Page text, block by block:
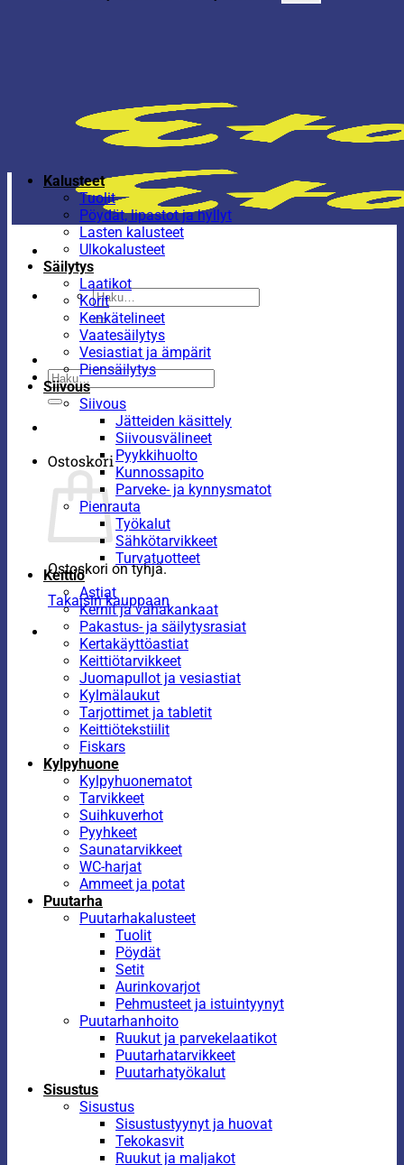
Etsi:
Etsi:
Ostoskori
Ostoskori on tyhjä.
Takaisin kauppaan
Kalusteet
Tuolit
Pöydät, lipastot ja hyllyt
Lasten kalusteet
Ulkokalusteet
Säilytys
Laatikot
Korit
Kenkätelineet
Vaatesäilytys
Vesiastiat ja ämpärit
Piensäilytys
Siivous
Siivous
Jätteiden käsittely
Siivousvälineet
Pyykkihuolto
Kunnossapito
Parveke- ja kynnysmatot
Pienrauta
Työkalut
Sähkötarvikkeet
Turvatuotteet
Keittiö
Astiat
Kernit ja vahakankaat
Pakastus- ja säilytysrasiat
Kertakäyttöastiat
Keittiötarvikkeet
Juomapullot ja vesiastiat
Kylmälaukut
Tarjottimet ja tabletit
Keittiötekstiilit
Fiskars
Kylpyhuone
Kylpyhuonematot
Tarvikkeet
Suihkuverhot
Pyyhkeet
Saunatarvikkeet
WC-harjat
Ammeet ja potat
Puutarha
Puutarhakalusteet
Tuolit
Pöydät
Setit
Aurinkovarjot
Pehmusteet ja istuintyynyt
Puutarhanhoito
Ruukut ja parvekelaatikot
Puutarhatarvikkeet
Puutarhatyökalut
Sisustus
Sisustus
Sisustustyynyt ja huovat
Tekokasvit
Ruukut ja maljakot